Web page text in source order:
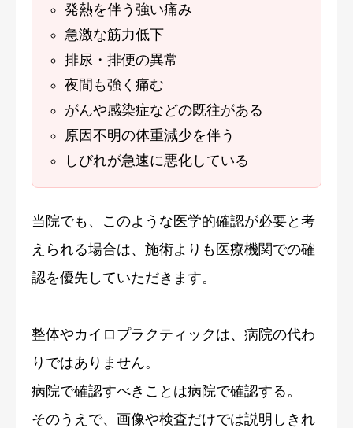
発熱を伴う強い痛み
急激な筋力低下
排尿・排便の異常
夜間も強く痛む
がんや感染症などの既往がある
原因不明の体重減少を伴う
しびれが急速に悪化している
当院でも、このような医学的確認が必要と考
えられる場合は、施術よりも医療機関での確
認を優先していただきます。
整体やカイロプラクティックは、病院の代わ
りではありません。
病院で確認すべきことは病院で確認する。
そのうえで、画像や検査だけでは説明しきれ